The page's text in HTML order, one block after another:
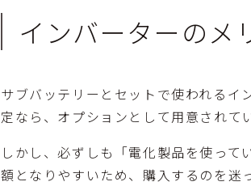
インバーターの
サブバッテリーとセットで使われるイ
定なら、オプションとして用意されて
しかし、必ずしも「電化製品を使っ
額となりやすいため、購入するのを迷